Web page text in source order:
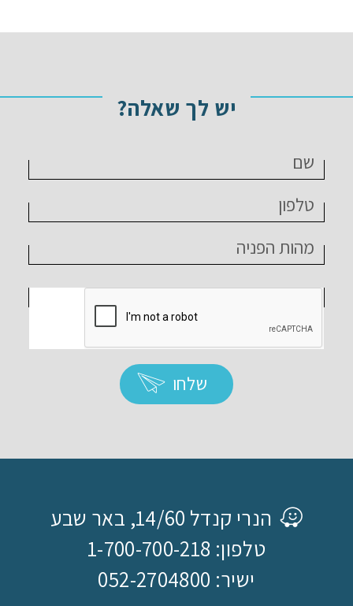
יש לך שאלה?
שלחו
הנרי קנדל 14/60, באר שבע
טלפון: 1-700-700-218
ישיר: 052-2704800